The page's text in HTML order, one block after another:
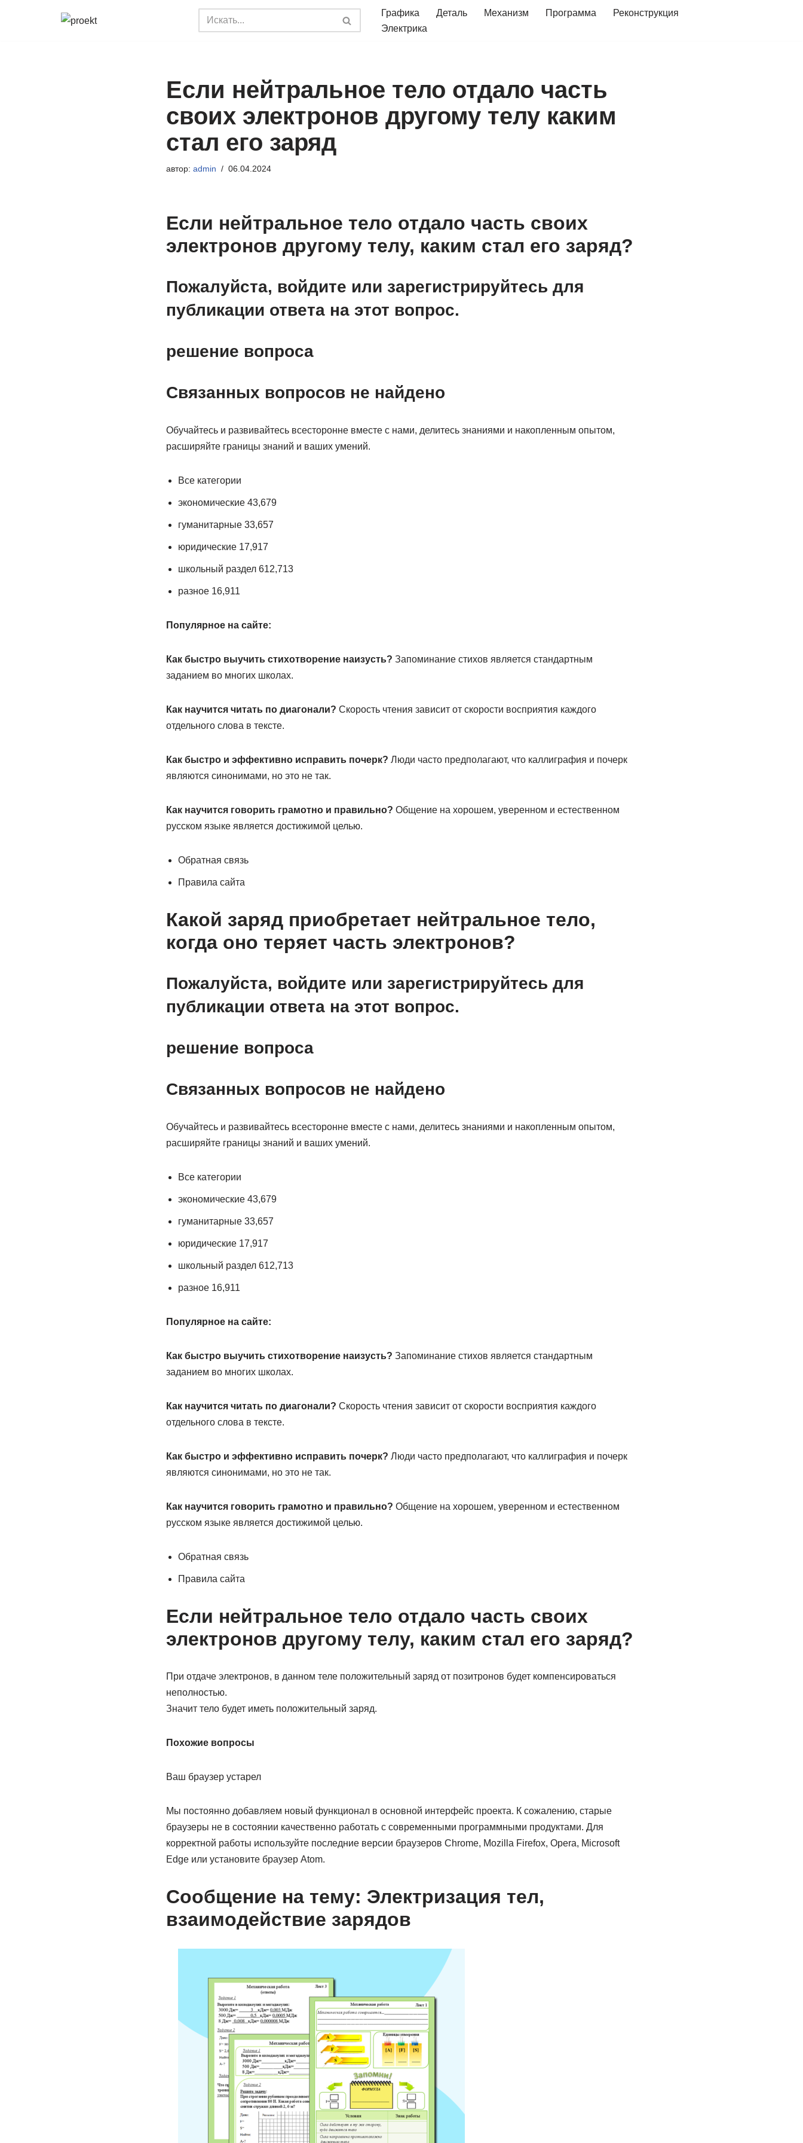
Графика Деталь Механизм Программа
Реконструкция
Электрика
Если нейтральное тело отдало часть
своих электронов другому телу каким
стал его заряд
автор: admin 06.04.2024
Если нейтральное тело отдало часть своих
электронов другому телу, каким стал его заряд?
Пожалуйста, войдите или зарегистрируйтесь для
публикации ответа на этот вопрос.
решение вопроса
Связанных вопросов не найдено
Обучайтесь и развивайтесь всесторонне вместе с нами, делитесь знаниями и накопленным опытом,
расширяйте границы знаний и ваших умений.
Все категории
экономические 43,679
гуманитарные 33,657
юридические 17,917
школьный раздел 612,713
разное 16,911
Популярное на сайте:
Как быстро выучить стихотворение наизусть? Запоминание стихов является стандартным
заданием во многих школах.
Как научится читать по диагонали? Скорость чтения зависит от скорости восприятия каждого
отдельного слова в тексте.
Как быстро и эффективно исправить почерк? Люди часто предполагают, что каллиграфия и почерк
являются синонимами, но это не так.
Как научится говорить грамотно и правильно? Общение на хорошем, уверенном и естественном
русском языке является достижимой целью.
Обратная связь
Правила сайта
Какой заряд приобретает нейтральное тело,
когда оно теряет часть электронов?
Пожалуйста, войдите или зарегистрируйтесь для
публикации ответа на этот вопрос.
решение вопроса
Связанных вопросов не найдено
Обучайтесь и развивайтесь всесторонне вместе с нами, делитесь знаниями и накопленным опытом,
расширяйте границы знаний и ваших умений.
Все категории
экономические 43,679
гуманитарные 33,657
юридические 17,917
школьный раздел 612,713
разное 16,911
Популярное на сайте:
Как быстро выучить стихотворение наизусть? Запоминание стихов является стандартным
заданием во многих школах.
Как научится читать по диагонали? Скорость чтения зависит от скорости восприятия каждого
отдельного слова в тексте.
Как быстро и эффективно исправить почерк? Люди часто предполагают, что каллиграфия и почерк
являются синонимами, но это не так.
Как научится говорить грамотно и правильно? Общение на хорошем, уверенном и естественном
русском языке является достижимой целью.
Обратная связь
Правила сайта
Если нейтральное тело отдало часть своих
электронов другому телу, каким стал его заряд?
При отдаче электронов, в данном теле положительный заряд от позитронов будет компенсироваться
неполностью.
Значит тело будет иметь положительный заряд.
Похожие вопросы
Ваш браузер устарел
Мы постоянно добавляем новый функционал в основной интерфейс проекта. К сожалению, старые
браузеры не в состоянии качественно работать с современными программными продуктами. Для
корректной работы используйте последние версии браузеров Chrome, Mozilla Firefox, Opera, Microsoft
Edge или установите браузер Atom.
Сообщение на тему: Электризация тел,
взаимодействие зарядов